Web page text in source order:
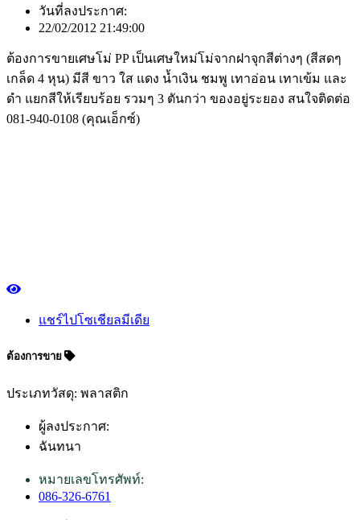
วันที่ลงประกาศ:
22/02/2012 21:49:00
ต้องการขายเศษโม่ PP เป็นเศษใหม่โม่จากฝาจุกสีต่างๆ (สีสดๆ
เกล็ด 4 หุน) มีสี ขาว ใส แดง น้ำเงิน ชมพู เทาอ่อน เทาเข้ม และ
ดำ แยกสีให้เรียบร้อย รวมๆ 3 ตันกว่า ของอยู่ระยอง สนใจติดต่อ
081-940-0108 (คุณเอ็กซ์)
แชร์ไปโซเชียลมีเดีย
ต้องการขาย
ประเภทวัสดุ: พลาสติก
ผู้ลงประกาศ:
ฉันทนา
หมายเลขโทรศัพท์:
086-326-6761